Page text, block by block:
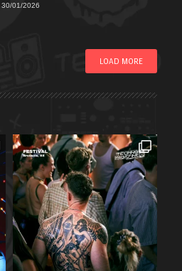
30/01/2026
LOAD MORE